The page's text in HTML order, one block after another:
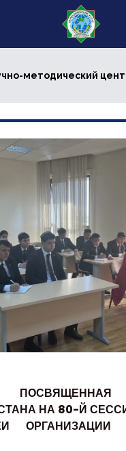
методический центр по
ПОСВЯЩЕННАЯ
НА 80-Й
ОРГАНИЗАЦИИ